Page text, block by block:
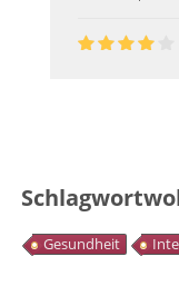
Gesundheit